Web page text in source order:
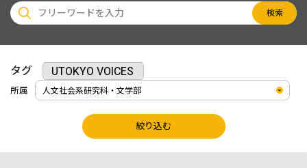
検索
タグ UTOKYO VOICES
所属
絞り込む